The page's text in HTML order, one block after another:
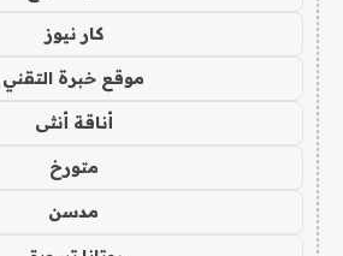
كار نيوز
موقع خبرة التقني
أناقة أنثى
متورخ
مدسن